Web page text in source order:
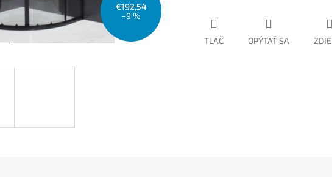
€192,54
–9 %
TLAČ OPÝTAŤ SA